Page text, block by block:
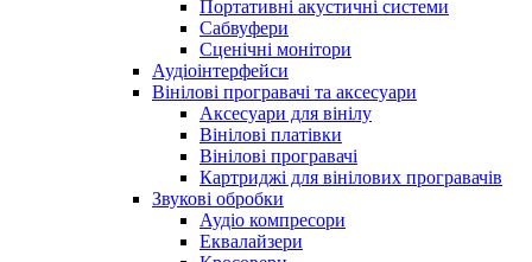
Портативні акустичні системи
Сабвуфери
Сценічні монітори
Аудіоінтерфейси
Вінілові програвачі та аксесуари
Аксесуари для вінілу
Вінілові платівки
Вінілові програвачі
Картриджі для вінілових програвачів
Звукові обробки
Аудіо компресори
Еквалайзери